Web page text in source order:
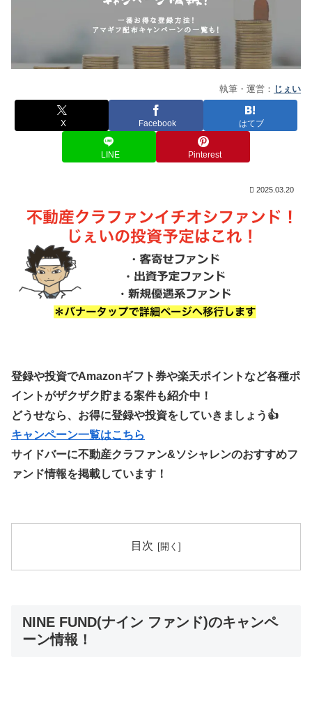
執筆・運営： じぇい
X Facebook はてブ
LINE Pinterest
2025.03.20
登録や投資でAmazonギフト券や楽天ポイントなど各種ポ
イントがザクザク貯まる案件も紹介中！
どうせなら、お得に登録や投資をしていきましょう👍
キャンペーン一覧はこちら
サイドバーに不動産クラファン&ソシャレンのおすすめフ
ァンド情報を掲載しています！
目次
NINE FUND(ナイン ファンド)のキャンペ
ーン情報！